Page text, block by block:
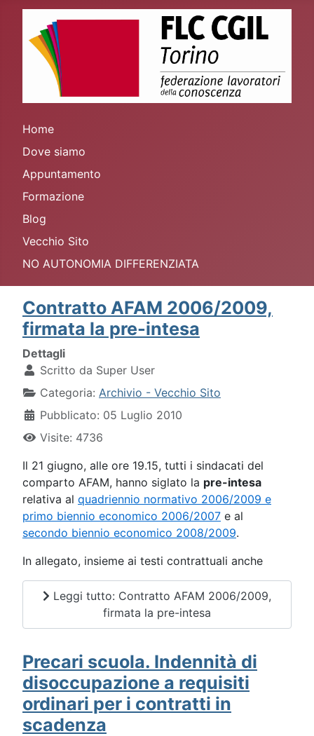
Home
Dove siamo
Appuntamento
Formazione
Blog
Vecchio Sito
NO AUTONOMIA DIFFERENZIATA
Contratto AFAM 2006/2009,
firmata la pre-intesa
Dettagli
Scritto da Super User
Categoria: Archivio - Vecchio Sito
Pubblicato: 05 Luglio 2010
Visite: 4736
Il 21 giugno, alle ore 19.15, tutti i sindacati del
comparto AFAM, hanno siglato la pre-intesa
relativa al quadriennio normativo 2006/2009 e
primo biennio economico 2006/2007 e al
secondo biennio economico 2008/2009.
In allegato, insieme ai testi contrattuali anche
Leggi tutto: Contratto AFAM 2006/2009,
firmata la pre-intesa
Precari scuola. Indennità di
disoccupazione a requisiti
ordinari per i contratti in
scadenza